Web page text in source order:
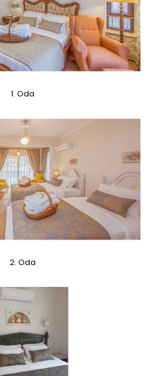
0,00TL
21 m² + Teras 7.5 m²,Bahçe
masif mobilyalar,Havuz ve ..
1. Oda
2. Oda